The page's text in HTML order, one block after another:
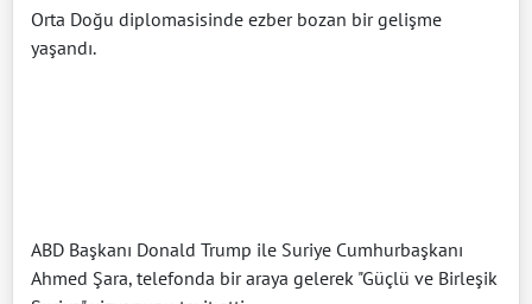
Orta Doğu diplomasisinde ezber bozan bir gelişme
yaşandı.
ABD Başkanı Donald Trump ile Suriye Cumhurbaşkanı
Ahmed Şara, telefonda bir araya gelerek "Güçlü ve Birleşik